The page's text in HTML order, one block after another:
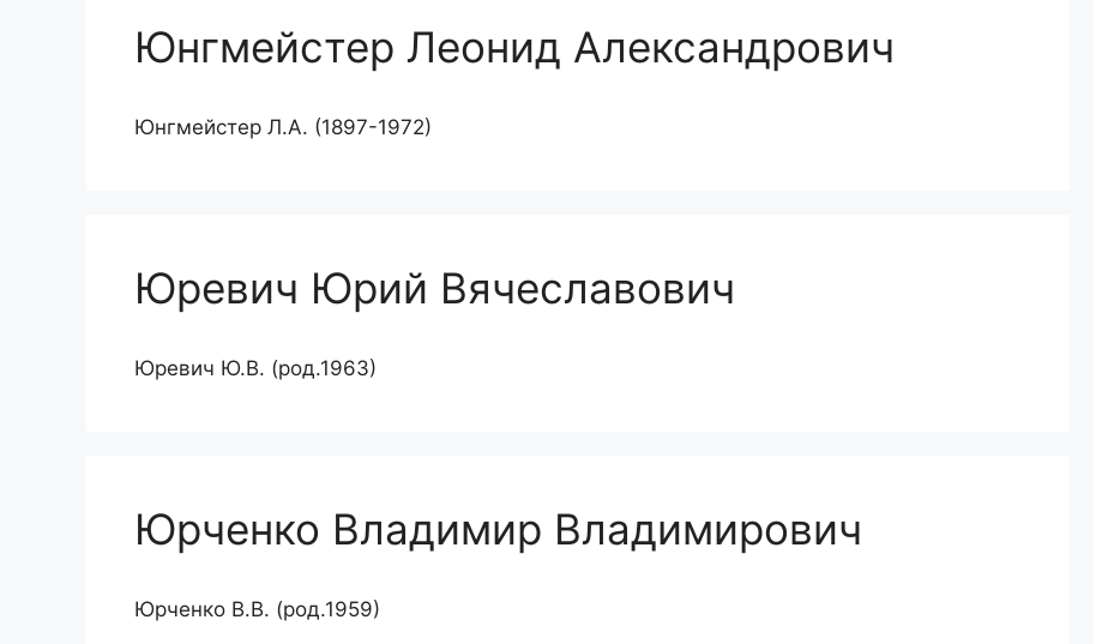
Юнгмейстер Леонид Александрович
Юнгмейстер Л.А. (1897-1972)
Юревич Юрий Вячеславович
Юревич Ю.В. (род.1963)
Юрченко Владимир Владимирович
Юрченко В.В. (род.1959)